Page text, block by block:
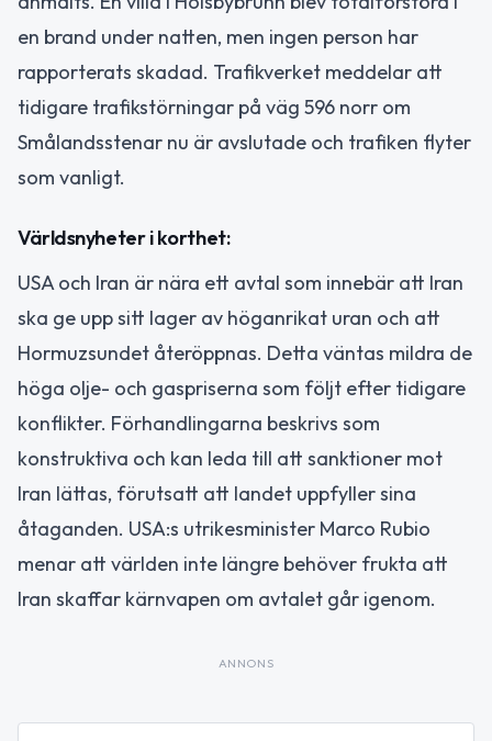
en brand under natten, men ingen person har
rapporterats skadad. Trafikverket meddelar att
tidigare trafikstörningar på väg 596 norr om
Smålandsstenar nu är avslutade och trafiken flyter
som vanligt.
Världsnyheter i korthet:
USA och Iran är nära ett avtal som innebär att Iran
ska ge upp sitt lager av höganrikat uran och att
Hormuzsundet återöppnas. Detta väntas mildra de
höga olje- och gaspriserna som följt efter tidigare
konflikter. Förhandlingarna beskrivs som
konstruktiva och kan leda till att sanktioner mot
Iran lättas, förutsatt att landet uppfyller sina
åtaganden. USA:s utrikesminister Marco Rubio
menar att världen inte längre behöver frukta att
Iran skaffar kärnvapen om avtalet går igenom.
ANNONS